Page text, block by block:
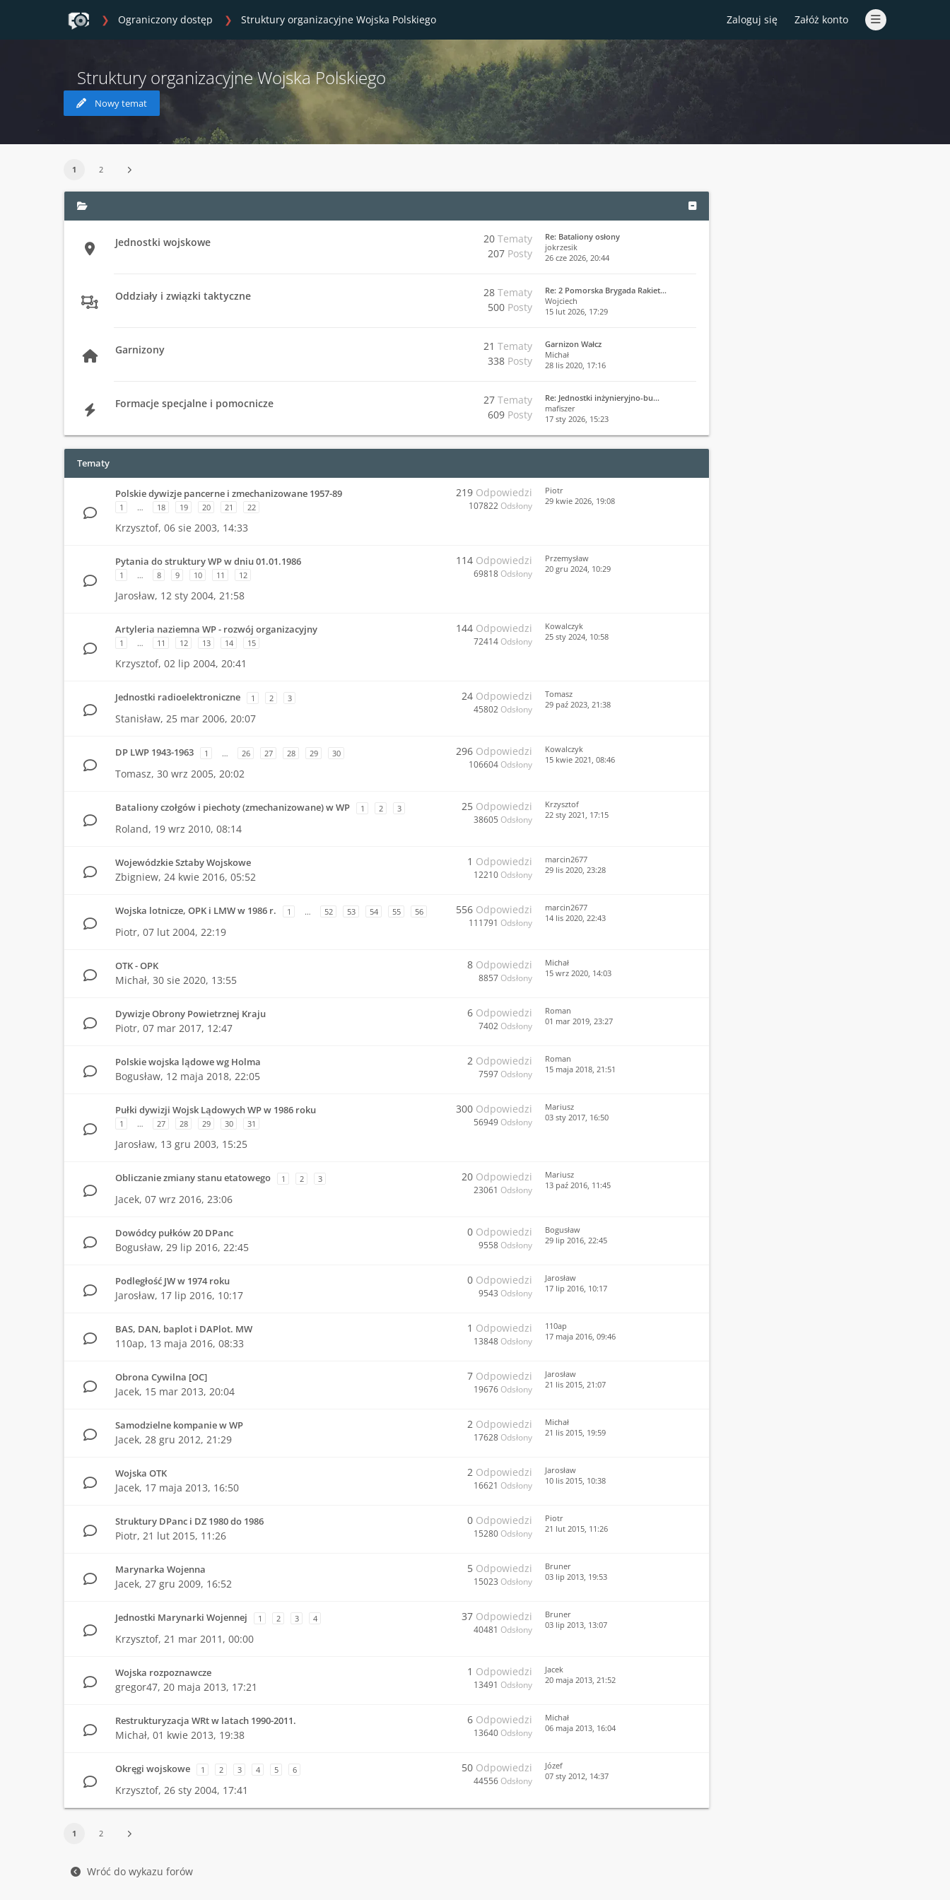
Zaloguj się Załóż konto
Ograniczony dostęp Struktury organizacyjne Wojska Polskiego
Struktury organizacyjne Wojska Polskiego
Nowy temat
1 2
Jednostki wojskowe 20 Tematy
207 Posty
Re: Bataliony osłony
jokrzesik
26 cze 2026, 20:44
Oddziały i związki taktyczne 28 Tematy
500 Posty
Re: 2 Pomorska Brygada Rakiet…
Wojciech
15 lut 2026, 17:29
Garnizony 21 Tematy
338 Posty
Garnizon Wałcz
Michał
28 lis 2020, 17:16
Formacje specjalne i pomocnicze 27 Tematy
609 Posty
Re: Jednostki inżynieryjno-bu…
mafiszer
17 sty 2026, 15:23
Tematy
Polskie dywizje pancerne i zmechanizowane 1957-89
1 … 18 19 20 21 22
Krzysztof, 06 sie 2003, 14:33
219 Odpowiedzi
107822 Odsłony
Piotr
29 kwie 2026, 19:08
Pytania do struktury WP w dniu 01.01.1986
1 … 8 9 10 11 12
Jarosław, 12 sty 2004, 21:58
114 Odpowiedzi
69818 Odsłony
Przemysław
20 gru 2024, 10:29
Artyleria naziemna WP - rozwój organizacyjny
1 … 11 12 13 14 15
Krzysztof, 02 lip 2004, 20:41
144 Odpowiedzi
72414 Odsłony
Kowalczyk
25 sty 2024, 10:58
Jednostki radioelektroniczne 1 2 3
Stanisław, 25 mar 2006, 20:07
24 Odpowiedzi
45802 Odsłony
Tomasz
29 paź 2023, 21:38
DP LWP 1943-1963 1 … 26 27 28 29 30
Tomasz, 30 wrz 2005, 20:02
296 Odpowiedzi
106604 Odsłony
Kowalczyk
15 kwie 2021, 08:46
Bataliony czołgów i piechoty (zmechanizowane) w WP 1 2 3
Roland, 19 wrz 2010, 08:14
25 Odpowiedzi
38605 Odsłony
Krzysztof
22 sty 2021, 17:15
Wojewódzkie Sztaby Wojskowe
Zbigniew, 24 kwie 2016, 05:52
1 Odpowiedzi
12210 Odsłony
marcin2677
29 lis 2020, 23:28
Wojska lotnicze, OPK i LMW w 1986 r. 1 … 52 53 54 55 56
Piotr, 07 lut 2004, 22:19
556 Odpowiedzi
111791 Odsłony
marcin2677
14 lis 2020, 22:43
OTK - OPK
Michał, 30 sie 2020, 13:55
8 Odpowiedzi
8857 Odsłony
Michał
15 wrz 2020, 14:03
Dywizje Obrony Powietrznej Kraju
Piotr, 07 mar 2017, 12:47
6 Odpowiedzi
7402 Odsłony
Roman
01 mar 2019, 23:27
Polskie wojska lądowe wg Holma
Bogusław, 12 maja 2018, 22:05
2 Odpowiedzi
7597 Odsłony
Roman
15 maja 2018, 21:51
Pułki dywizji Wojsk Lądowych WP w 1986 roku
1 … 27 28 29 30 31
Jarosław, 13 gru 2003, 15:25
300 Odpowiedzi
56949 Odsłony
Mariusz
03 sty 2017, 16:50
Obliczanie zmiany stanu etatowego 1 2 3
Jacek, 07 wrz 2016, 23:06
20 Odpowiedzi
23061 Odsłony
Mariusz
13 paź 2016, 11:45
Dowódcy pułków 20 DPanc
Bogusław, 29 lip 2016, 22:45
0 Odpowiedzi
9558 Odsłony
Bogusław
29 lip 2016, 22:45
Podległość JW w 1974 roku
Jarosław, 17 lip 2016, 10:17
0 Odpowiedzi
9543 Odsłony
Jarosław
17 lip 2016, 10:17
BAS, DAN, baplot i DAPlot. MW
110ap, 13 maja 2016, 08:33
1 Odpowiedzi
13848 Odsłony
110ap
17 maja 2016, 09:46
Obrona Cywilna [OC]
Jacek, 15 mar 2013, 20:04
7 Odpowiedzi
19676 Odsłony
Jarosław
21 lis 2015, 21:07
Samodzielne kompanie w WP
Jacek, 28 gru 2012, 21:29
2 Odpowiedzi
17628 Odsłony
Michał
21 lis 2015, 19:59
Wojska OTK
Jacek, 17 maja 2013, 16:50
2 Odpowiedzi
16621 Odsłony
Jarosław
10 lis 2015, 10:38
Struktury DPanc i DZ 1980 do 1986
Piotr, 21 lut 2015, 11:26
0 Odpowiedzi
15280 Odsłony
Piotr
21 lut 2015, 11:26
Marynarka Wojenna
Jacek, 27 gru 2009, 16:52
5 Odpowiedzi
15023 Odsłony
Bruner
03 lip 2013, 19:53
Jednostki Marynarki Wojennej 1 2 3 4
Krzysztof, 21 mar 2011, 00:00
37 Odpowiedzi
40481 Odsłony
Bruner
03 lip 2013, 13:07
Wojska rozpoznawcze
gregor47, 20 maja 2013, 17:21
1 Odpowiedzi
13491 Odsłony
Jacek
20 maja 2013, 21:52
Restrukturyzacja WRt w latach 1990-2011.
Michał, 01 kwie 2013, 19:38
6 Odpowiedzi
13640 Odsłony
Michał
06 maja 2013, 16:04
Okręgi wojskowe 1 2 3 4 5 6
Krzysztof, 26 sty 2004, 17:41
50 Odpowiedzi
44556 Odsłony
Józef
07 sty 2012, 14:37
1 2
Wróć do wykazu forów